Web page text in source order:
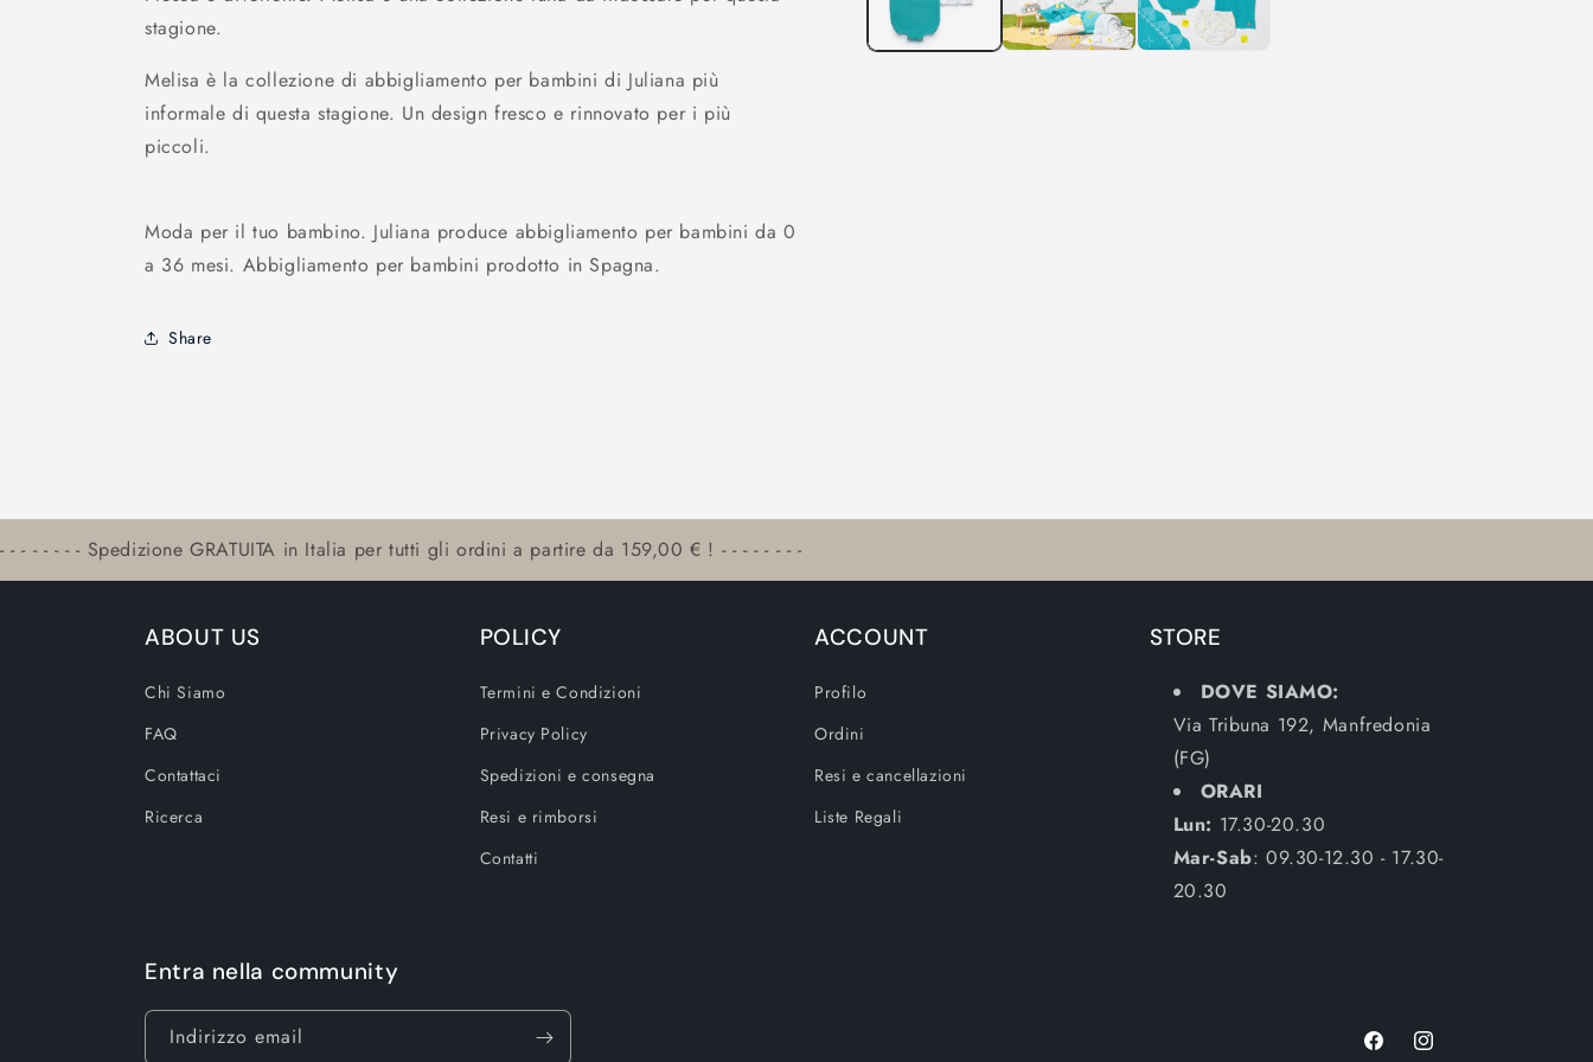
stagione.
Melisa è la collezione di abbigliamento per bambini di Juliana più
informale di questa stagione. Un design fresco e rinnovato per i più
piccoli.
Moda per il tuo bambino. Juliana produce abbigliamento per bambini da 0
a 36 mesi. Abbigliamento per bambini prodotto in Spagna.
Share
- - - - - - - - Spedizione GRATUITA in Italia per tutti gli ordini a partire da 159,00 € ! - - - - - - - -
ABOUT US
Chi Siamo
FAQ
Contattaci
Ricerca
POLICY
Termini e Condizioni
Privacy Policy
Spedizioni e consegna
Resi e rimborsi
Contatti
ACCOUNT
Profilo
Ordini
Resi e cancellazioni
Liste Regali
STORE
DOVE SIAMO:
Via Tribuna 192, Manfredonia
(FG)
ORARI
Lun: 17.30-20.30
Mar-Sab: 09.30-12.30 - 17.30-
20.30
Entra nella community
Indirizzo email
FacebookInstagram